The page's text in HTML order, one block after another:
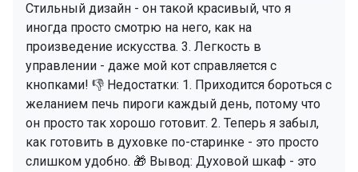
Стильный дизайн - он такой красивый, что я
иногда просто смотрю на него, как на
произведение искусства. 3. Легкость в
управлении - даже мой кот справляется с
кнопками! 👎 Недостатки: 1. Приходится бороться с
желанием печь пироги каждый день, потому что
он просто так хорошо готовит. 2. Теперь я забыл,
как готовить в духовке по-старинке - это просто
слишком удобно. 🎁 Вывод: Духовой шкаф - это